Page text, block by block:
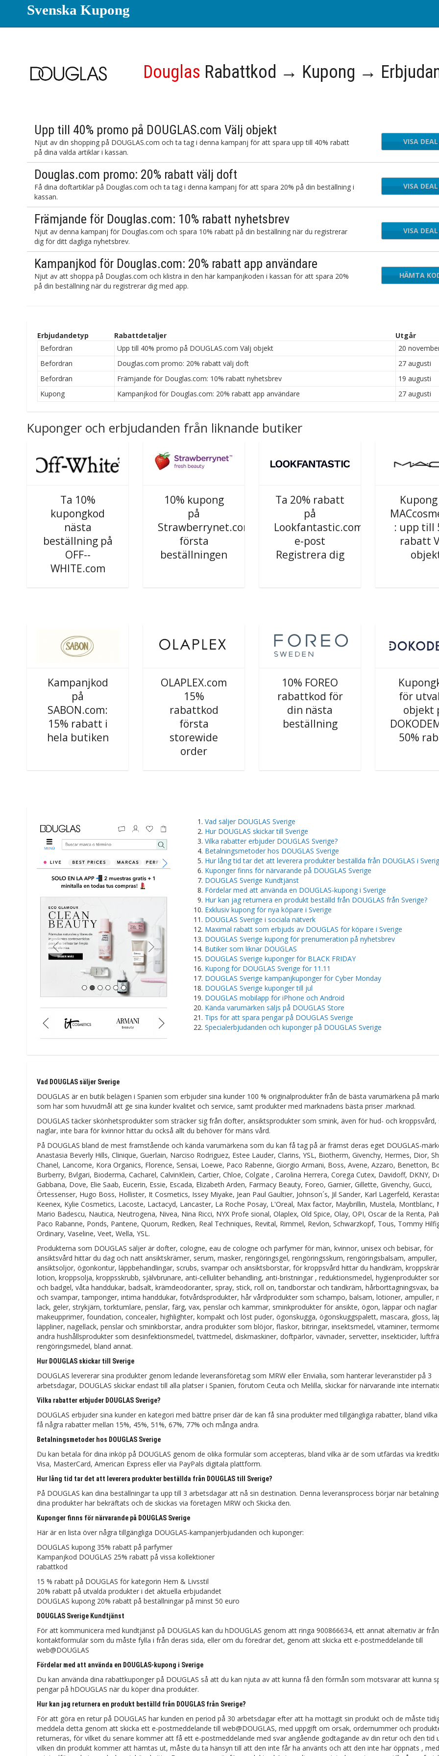
Svenska Kupong
Douglas Rabattkod → Kupong →
Upp till 40% promo på DOUGLAS.com Välj objekt
Njut av din shopping på DOUGLAS.com och ta tag i denna kampanj för att spara upp till 40% rabatt
på dina valda artiklar i kassan.
VISA DEAL
Douglas.com promo: 20% rabatt välj doft
Få dina doftartiklar på Douglas.com och ta tag i denna kampanj för att spara 20% på din beställning i
kassan.
VISA DEAL
Främjande för Douglas.com: 10% rabatt nyhetsbrev
Njut av denna kampanj för Douglas.com och spara 10% rabatt på din beställning när du registrerar
dig för ditt dagliga nyhetsbrev.
VISA DEAL
Kampanjkod för Douglas.com: 20% rabatt app användare
Njut av att shoppa på Douglas.com och klistra in den här kampanjkoden i kassan för att spara 20%
på din beställning när du registrerar dig med app.
HÄMTA
Erbjudandetyp Rabattdetaljer
Utgår
Befordran
Upp till 40% promo på DOUGLAS.com Välj objekt
20
Befordran
Douglas.com promo: 20% rabatt välj doft
27 augusti
Befordran
Främjande för Douglas.com: 10% rabatt nyhetsbrev
19 augusti
Kupong
Kampanjkod för Douglas.com: 20% rabatt app användare 27 augusti
Kuponger och erbjudanden från liknande butiker
Ta 10%
kupongkod
nästa
beställning på
OFF--
WHITE.com
10% kupong
på
Strawberrynet.com
första
beställningen
Ta 20% rabatt
på
Lookfantastic.com
e-post
Registrera dig
: upp till
rabatt
Kampanjkod
på
SABON.com:
15% rabatt i
hela butiken
OLAPLEX.com
15%
rabattkod
första
storewide
order
10% FOREO
rabattkod för
din nästa
beställning
för
objekt
50%
Vad säljer DOUGLAS Sverige
Hur DOUGLAS skickar till Sverige
Vilka rabatter erbjuder DOUGLAS Sverige?
Betalningsmetoder hos DOUGLAS Sverige
Hur lång tid tar det att leverera produkter beställda från DOUGLAS i
Kuponger finns för närvarande på DOUGLAS Sverige
DOUGLAS Sverige Kundtjänst
Fördelar med att använda en DOUGLAS-kupong i Sverige
Hur kan jag returnera en produkt beställd från DOUGLAS från Sverige?
Exklusiv kupong för nya köpare i Sverige
DOUGLAS Sverige i sociala nätverk
Maximal rabatt som erbjuds av DOUGLAS för köpare i Sverige
DOUGLAS Sverige kupong för prenumeration på nyhetsbrev
Butiker som liknar DOUGLAS
DOUGLAS Sverige kuponger för BLACK FRIDAY
Kupong för DOUGLAS Sverige för 11.11
DOUGLAS Sverige kampanjkuponger för Cyber ​​​​Monday
DOUGLAS Sverige kuponger till jul
DOUGLAS mobilapp för iPhone och Android
Kända varumärken säljs på DOUGLAS Store
Tips för att spara pengar på DOUGLAS Sverige
Specialerbjudanden och kuponger på DOUGLAS Sverige
Vad DOUGLAS säljer Sverige
DOUGLAS är en butik belägen i Spanien som erbjuder sina kunder 100 % originalprodukter från de bästa varumärkena på
som har som huvudmål att ge sina kunder kvalitet och service, samt produkter med marknadens bästa priser .marknad.
DOUGLAS täcker skönhetsprodukter som sträcker sig från dofter, ansiktsprodukter som smink, även för hud- och kroppsvård,
naglar, inte bara för kvinnor hittar du också allt du behöver för mäns vård.
På DOUGLAS bland de mest framstående och kända varumärkena som du kan få tag på är främst deras eget DOUGLAS-
Anastasia Beverly Hills, Clinique, Guerlain, Narciso Rodriguez, Estee Lauder, Clarins, YSL, Biotherm, Givenchy, Hermes, Dior,
Chanel, Lancome, Kora Organics, Florence, Sensai, Loewe, Paco Rabenne, Giorgio Armani, Boss, Avene, Azzaro, Benetton,
Burberry, Bvlgari, Bioderma, Cacharel, CalvinKlein, Cartier, Chloe, Colgate , Carolina Herrera, Corega Cutex, Davidoff, DKNY,
Gabbana, Dove, Elie Saab, Eucerin, Essie, Escada, Elizabeth Arden, Farmacy Beauty, Foreo, Garnier, Gillette, Givenchy, Gucci,
Örtessenser, Hugo Boss, Hollister, It Cosmetics, Issey Miyake, Jean Paul Gaultier, Johnson´s, Jil Sander, Karl Lagerfeld,
Keenex, Kylie Cosmetics, Lacoste, Lactacyd, Lancaster, La Roche Posay, L'Oreal, Max factor, Maybrillin, Mustela, Montblanc,
Mario Badescu, Nautica, Neutrogena, Nivea, Nina Ricci, NYX Profe sional, Olaplex, Old Spice, Olay, OPI, Oscar de la Renta,
Paco Rabanne, Ponds, Pantene, Quorum, Redken, Real Techniques, Revital, Rimmel, Revlon, Schwarzkopf, Tous, Tommy
Ordinary, Vaseline, Veet, Wella, YSL.
Produkterna som DOUGLAS säljer är dofter, cologne, eau de cologne och parfymer för män, kvinnor, unisex och bebisar, för
ansiktsvård hittar du dag och natt ansiktskrämer, serum, masker, rengöringsgel, rengöringsskum, rengöringsbalsam, ampuller,
ansiktsoljor, ögonkontur, läppbehandlingar, scrubs, svampar och ansiktsborstar, för kroppsvård hittar du handkräm,
lotion, kroppsolja, kroppsskrubb, självbrunare, anti-celluliter behandling, anti-bristningar , reduktionsmedel, hygienprodukter
och badgel, våta handdukar, badsalt, krämdeodoranter, spray, stick, roll on, tandborstar och tandkräm, hårborttagningsvax,
och svampar, tamponger, intima handdukar, fotvårdsprodukter, hår vårdprodukter som schampo, balsam, lotioner, ampuller,
lack, geler, strykjärn, torktumlare, penslar, färg, vax, penslar och kammar, sminkprodukter för ansikte, ögon, läppar och naglar
makeupprimer, foundation, concealer, highlighter, kompakt och löst puder, ögonskugga, ögonskuggspalett, mascara, gloss,
läppliner, nagellack, penslar och sminkborstar, andra produkter som blöjor, flaskor, bitringar, insektsmedel, vitaminer,
andra hushållsprodukter som desinfektionsmedel, tvättmedel, diskmaskiner, doftpärlor, vävnader, servetter, insekticider,
rengöringsmedel, bland annat.
Hur DOUGLAS skickar till Sverige
DOUGLAS levererar sina produkter genom ledande leveransföretag som MRW eller Envialia, som hanterar leveranstider på 3
arbetsdagar, DOUGLAS skickar endast till alla platser i Spanien, förutom Ceuta och Melilla, skickar för närvarande inte
Vilka rabatter erbjuder DOUGLAS Sverige?
DOUGLAS erbjuder sina kunder en kategori med bättre priser där de kan få sina produkter med tillgängliga rabatter, bland vilka
få några rabatter mellan 15%, 45%, 51%, 67%, 77% och många andra.
Betalningsmetoder hos DOUGLAS Sverige
Du kan betala för dina inköp på DOUGLAS genom de olika formulär som accepteras, bland vilka är de som utfärdas via
Visa, MasterCard, American Express eller via PayPals digitala plattform.
Hur lång tid tar det att leverera produkter beställda från DOUGLAS till Sverige?
På DOUGLAS kan dina beställningar ta upp till 3 arbetsdagar att nå sin destination. Denna leveransprocess börjar när
dina produkter har bekräftats och de skickas via företagen MRW och Skicka den.
Kuponger finns för närvarande på DOUGLAS Sverige
Här är en lista över några tillgängliga DOUGLAS-kampanjerbjudanden och kuponger:
DOUGLAS kupong 35% rabatt på parfymer
Kampanjkod DOUGLAS 25% rabatt på vissa kollektioner
rabattkod
15 % rabatt på DOUGLAS för kategorin Hem & Livsstil
20% rabatt på utvalda produkter i det aktuella erbjudandet
DOUGLAS kupong 20% ​​rabatt på beställningar på minst 50 euro
DOUGLAS Sverige Kundtjänst
För att kommunicera med kundtjänst på DOUGLAS kan du hDOUGLAS genom att ringa 900866634, ett annat alternativ är
kontaktformulär som du måste fylla i från deras sida, eller om du föredrar det, genom att skicka ett e-postmeddelande till
web@DOUGLAS
Fördelar med att använda en DOUGLAS-kupong i Sverige
Du kan använda dina rabattkuponger på DOUGLAS så att du kan njuta av att kunna få den förmån som motsvarar att kunna
pengar på hDOUGLAS när du köper dina produkter.
Hur kan jag returnera en produkt beställd från DOUGLAS från Sverige?
För att göra en retur på DOUGLAS har kunden en period på 30 arbetsdagar efter att ha mottagit sin produkt och de måste
meddela detta genom att skicka ett e-postmeddelande till web@DOUGLAS, med uppgift om orsak, ordernummer och
returneras, för vilket du senare kommer att få ett e-postmeddelande med svar angående godtagande av din retur och den tid
vilken din produkt kommer att hämtas ut, måste du ta hänsyn till att den inte får ha använts och att den inte har öppnats ,